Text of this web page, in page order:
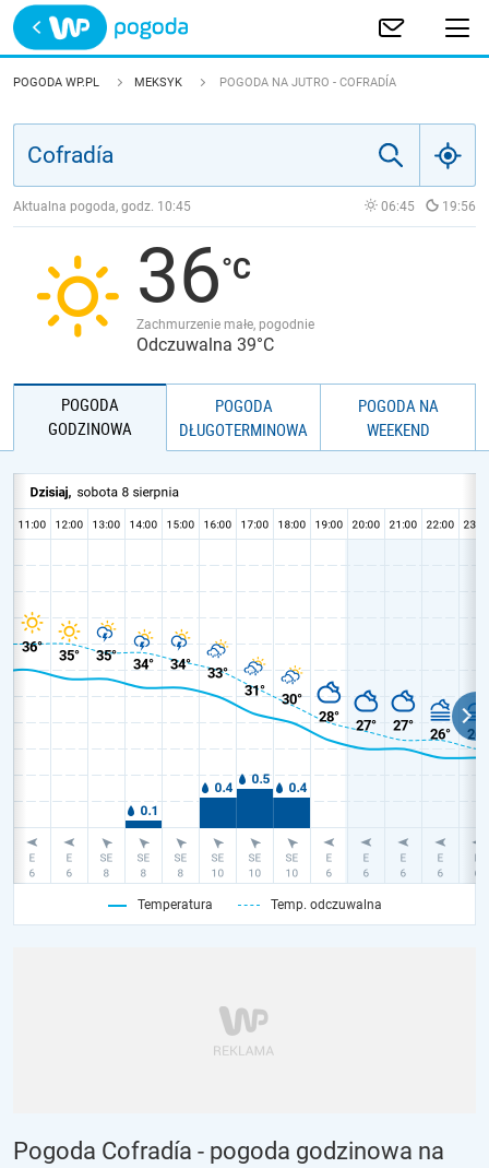
Trwa ładowanie
POLSKA
JAKOŚĆ POWIETRZA
POGODA WP.PL MEKSYK POGODA NA JUTRO - COFRADÍA
Aktualna pogoda, godz. 10:45 06:45 19:56
36
Zachmurzenie małe, pogodnie
Odczuwalna 39°C
POGODA
GODZINOWA
POGODA
DŁUGOTERMINOWA
POGODA NA
WEEKEND
Temperatura Temp. odczuwalna
Pogoda Cofradía - pogoda godzinowa na